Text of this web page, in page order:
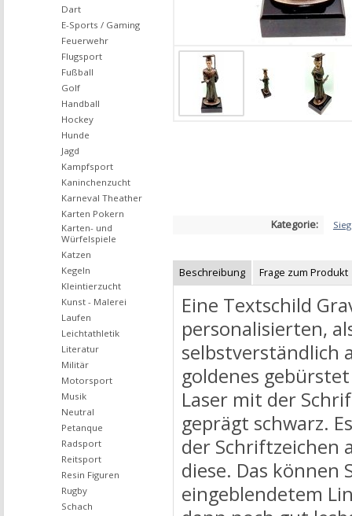
Kategorie:
Beschreibung Frage zum Produkt
Eine Textschild
personalisierten,
selbstverständlich
goldenes
Laser mit der
geprägt schwarz.
der Schriftzeichen
diese. Das können
eingeblendetem
Dart
E-Sports / Gaming
Feuerwehr
Flugsport
Fußball
Golf
Handball
Hockey
Hunde
Jagd
Kampfsport
Kaninchenzucht
Karneval Theather
Karten Pokern
Karten- und
Würfelspiele
Katzen
Kegeln
Kleintierzucht
Kunst - Malerei
Laufen
Leichtathletik
Literatur
Militär
Motorsport
Musik
Neutral
Petanque
Radsport
Reitsport
Resin Figuren
Rugby
Schach